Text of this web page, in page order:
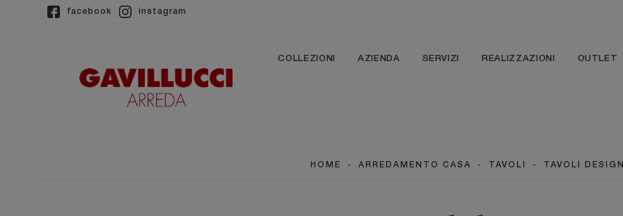
facebook instagram
COLLEZIONI AZIENDA SERVIZI REALIZZAZIONI OUTLET
HOME - ARREDAMENTO CASA - TAVOLI - TAVOLI DESIGN